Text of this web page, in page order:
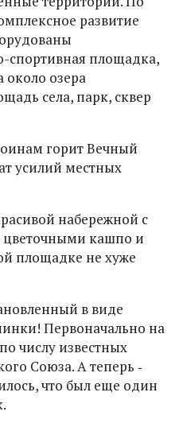
развитие
спортивная площадка,
около озера
села, парк, сквер
горит Вечный
усилий местных
набережной с
кашпо и
площадке не хуже
в виде
Первоначально на
числу известных
Союза. А теперь ‑
что был еще один